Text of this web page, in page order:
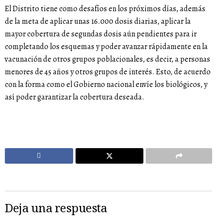
El Distrito tiene como desafíos en los próximos días, además
de la meta de aplicar unas 16.000 dosis diarias, aplicar la
mayor cobertura de segundas dosis aún pendientes para ir
completando los esquemas y poder avanzar rápidamente en la
vacunación de otros grupos poblacionales, es decir, a personas
menores de 45 años y otros grupos de interés. Esto, de acuerdo
con la forma como el Gobierno nacional envíe los biológicos, y
así poder garantizar la cobertura deseada.
Deja una respuesta